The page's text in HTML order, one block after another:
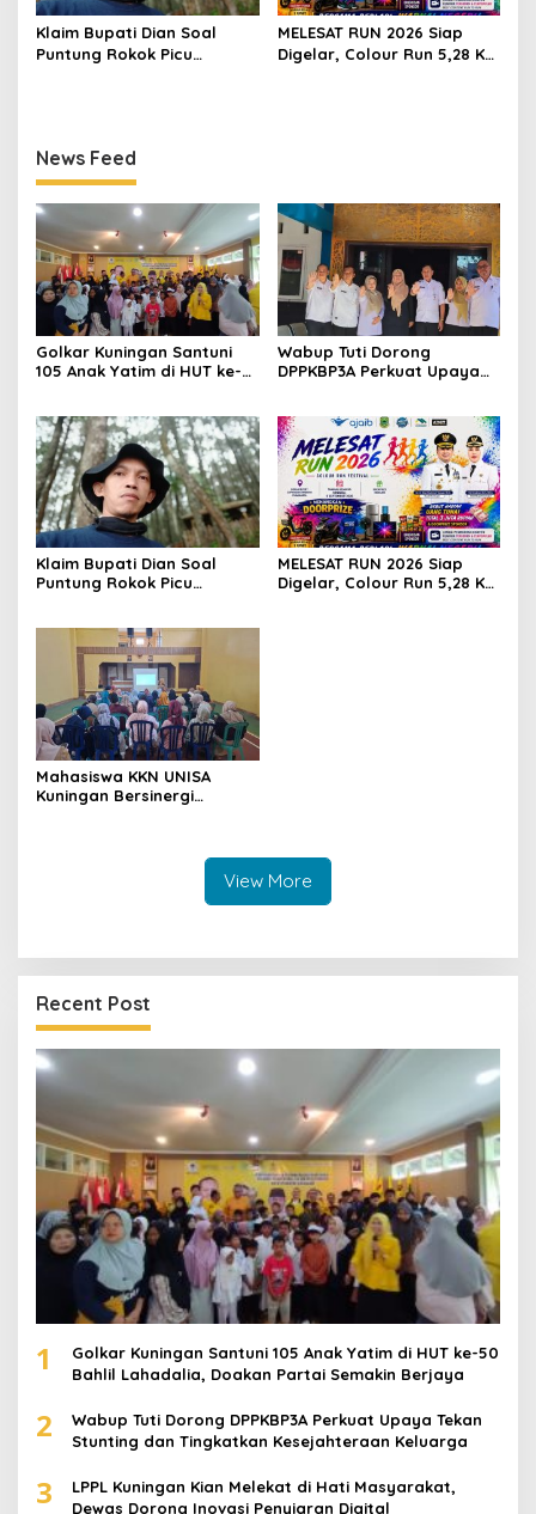
Klaim Bupati Dian Soal
Puntung Rokok Picu
MELESAT RUN 2026 Siap
Digelar, Colour Run 5,28 Km
News Feed
Golkar Kuningan Santuni
105 Anak Yatim di HUT ke-
Berjaya
Wabup Tuti Dorong
DPPKBP3A Perkuat Upaya
Keluarga
Klaim Bupati Dian Soal
Puntung Rokok Picu
Sesuai Kajian Ilmiah
MELESAT RUN 2026 Siap
Digelar, Colour Run 5,28 Km
Mahasiswa KKN UNISA
Kuningan Bersinergi
View More
Recent Post
1
Golkar Kuningan Santuni 105 Anak Yatim di HUT ke-50
Bahlil Lahadalia, Doakan Partai Semakin Berjaya
2
Wabup Tuti Dorong DPPKBP3A Perkuat Upaya Tekan
Stunting dan Tingkatkan Kesejahteraan Keluarga
3
LPPL Kuningan Kian Melekat di Hati Masyarakat,
Dewas Dorong Inovasi Penyiaran Digital